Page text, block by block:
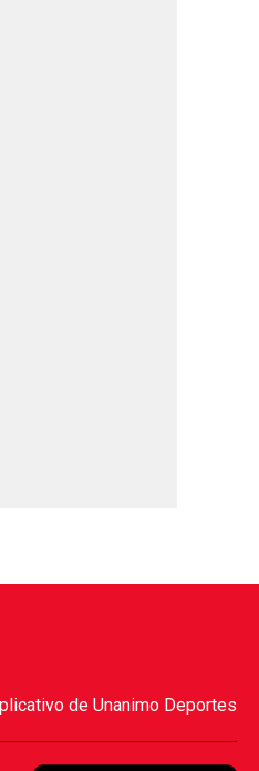
de Unanimo Deportes